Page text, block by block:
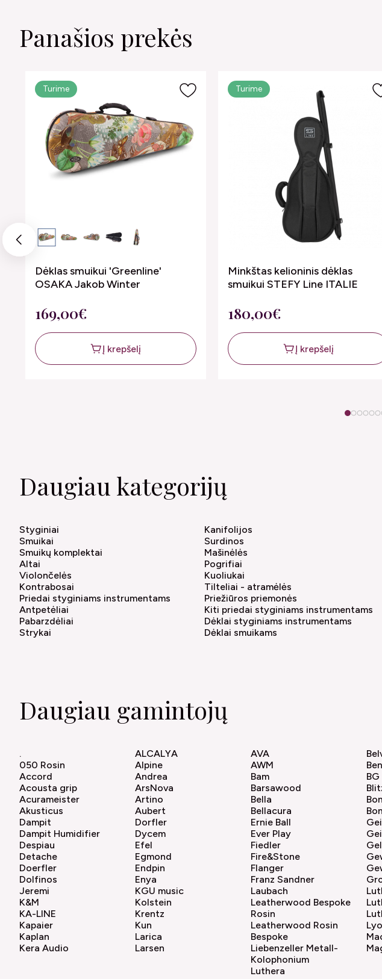
Panašios prekės
Previous
Turime
Dėklas smuikui 'Greenline'
OSAKA Jakob Winter
169,00€
Į krepšelį
Turime
Minkštas kelioninis dėklas
smuikui STEFY Line ITALIE
180,00€
Į krepšelį
1 2 3 4 5 6
Daugiau kategorijų
Styginiai
Smuikai
Smuikų komplektai
Altai
Violončelės
Kontrabosai
Priedai styginiams instrumentams
Antpetėliai
Pabarzdėliai
Strykai
Kanifolijos
Surdinos
Mašinėlės
Pogrifiai
Kuoliukai
Tilteliai - atramėlės
Priežiūros priemonės
Kiti priedai styginiams instrumentams
Dėklai styginiams instrumentams
Dėklai smuikams
Daugiau gamintojų
.
050 Rosin
Accord
Acousta grip
Acurameister
Akusticus
ALCALYA
Alpine
Andrea
ArsNova
Artino
Aubert
AVA
AWM
Bam
Barsawood
Bella
Bellacura
BG
Dampit
Dampit Humidifier
Despiau
Detache
Doerfler
Dolfinos
Dorfler
Dycem
Efel
Egmond
Endpin
Enya
Ernie Ball
Ever Play
Fiedler
Fire&Stone
Flanger
Franz Sandner
Jeremi
K&M
KA-LINE
Kapaier
Kaplan
Kera Audio
KGU music
Kolstein
Krentz
Kun
Larica
Larsen
Laubach
Leatherwood Bespoke
Rosin
Leatherwood Rosin
Bespoke
Liebenzeller Metall-
Kolophonium
Luthera